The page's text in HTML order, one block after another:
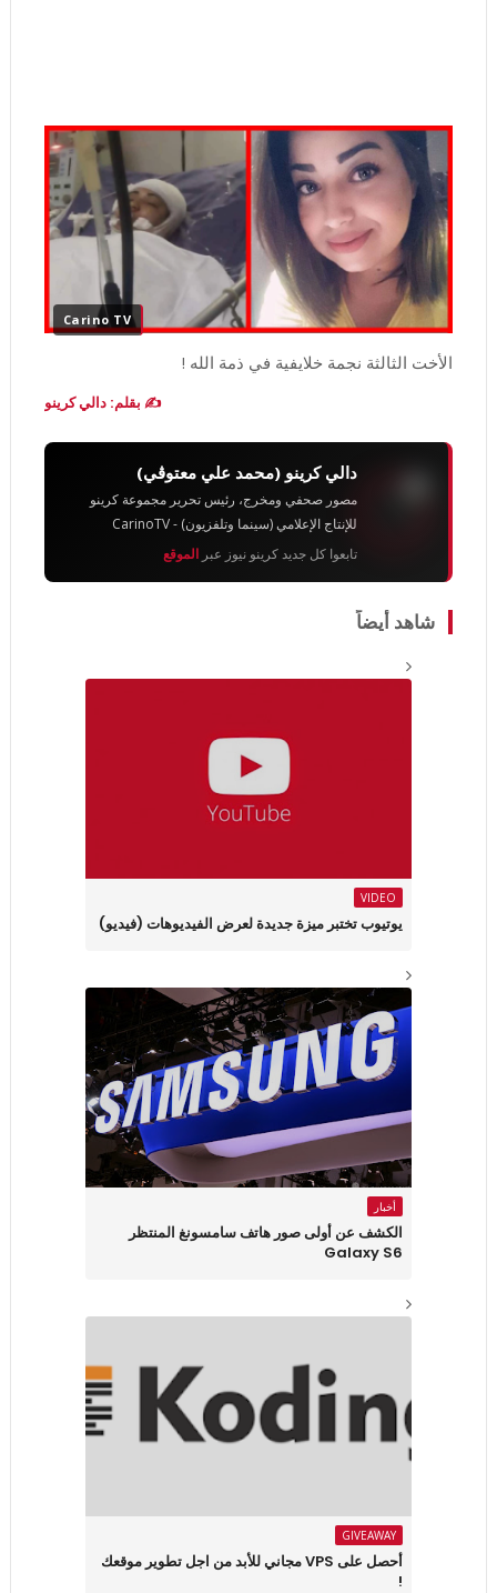
Carino TV
الأخت الثالثة نجمة خلايفية في ذمة الله !
✍️ بقلم: دالي كرينو
دالي كرينو (محمد علي معتوڨي)
مصور صحفي ومخرج، رئيس تحرير مجموعة كرينو
للإنتاج الإعلامي (سينما وتلفزيون) - CarinoTV
تابعوا كل جديد كرينو نيوز عبر الموقع
شاهد أيضاً
VIDEO
يوتيوب تختبر ميزة جديدة لعرض الفيديوهات (فيديو)
أخبار
الكشف عن أولى صور هاتف سامسونغ المنتظر
Galaxy S6
GIVEAWAY
أحصل على VPS مجاني للأبد من اجل تطوير موقعك
!